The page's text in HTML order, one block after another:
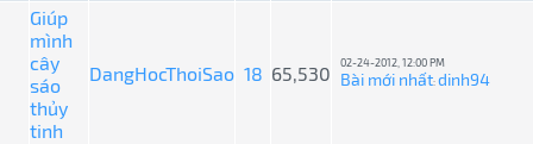
Giúp
mình
cây
sáo
thủy
tinh
DangHocThoiSao 18 65,530 02-24-2012, 12:00 PM
Bài mới nhất:dinh94